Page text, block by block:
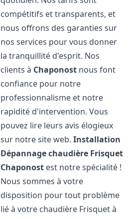
compétitifs et transparents, et
nous offrons des garanties sur
nos services pour vous donner
la tranquillité d'esprit. Nos
clients à Chaponost nous font
confiance pour notre
professionnalisme et notre
rapidité d'intervention. Vous
pouvez lire leurs avis élogieux
sur notre site web.Installation
Dépannage chaudière Frisquet
Chaponost est notre spécialité !
Nous sommes à votre
disposition pour tout problème
lié à votre chaudière Frisquet à